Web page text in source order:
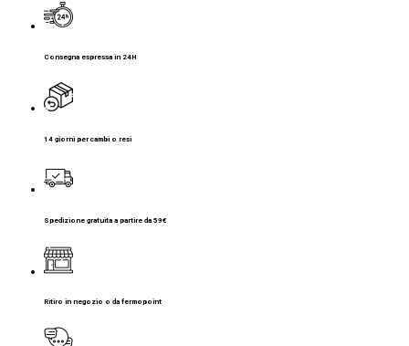
Consegna espressa in 24H
14 giorni per cambi o resi
Spedizione gratuita a partire da 59€
Ritiro in negozio o da fermopoint